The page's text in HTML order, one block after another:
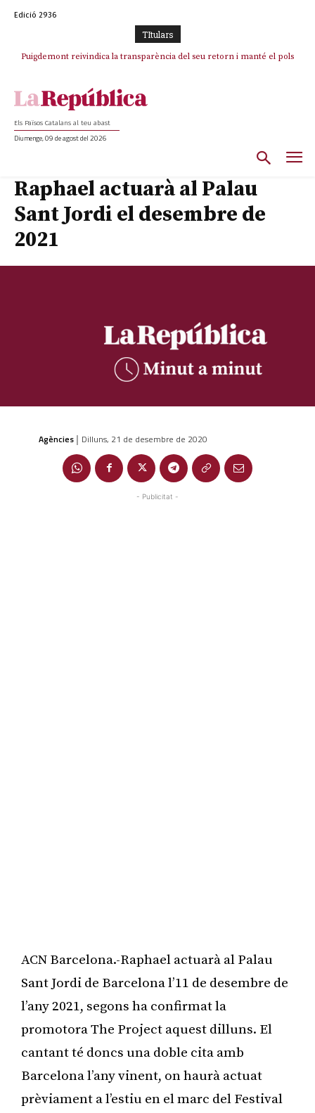
Edició 2936
TItulars
Puigdemont reivindica la transparència del seu retorn i manté el pols
Els Països Catalans al teu abast
Diumenge, 09 de agost del 2026
Raphael actuarà al Palau
Sant Jordi el desembre de
2021
Agències | Dilluns, 21 de desembre de 2020
- Publicitat -
ACN Barcelona.-Raphael actuarà al Palau
Sant Jordi de Barcelona l’11 de desembre de
l’any 2021, segons ha confirmat la
promotora The Project aquest dilluns. El
cantant té doncs una doble cita amb
Barcelona l’any vinent, on haurà actuat
prèviament a l’estiu en el marc del Festival